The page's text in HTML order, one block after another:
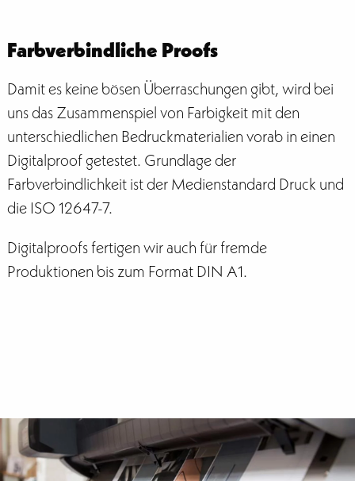
Farbverbindliche Proofs
Damit es keine bösen Überraschungen gibt, wird bei
uns das Zusammenspiel von Farbigkeit mit den
unterschiedlichen Bedruckmaterialien vorab in einen
Digitalproof getestet. Grundlage der
Farbverbindlichkeit ist der Medienstandard Druck und
die ISO 12647-7.
Digitalproofs fertigen wir auch für fremde
Produktionen bis zum Format DIN A1.